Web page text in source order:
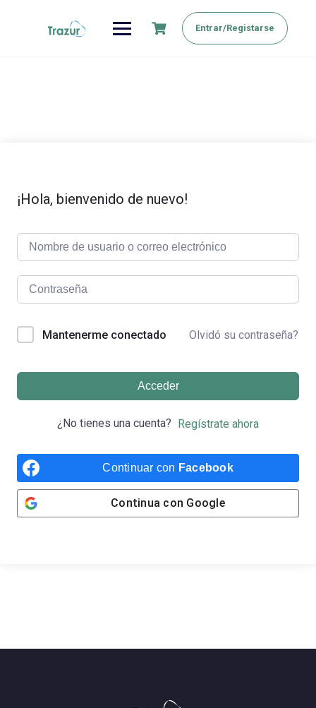
Entrar/Registarse
¡Hola, bienvenido de nuevo!
Mantenerme conectado Olvidó su contraseña?
Acceder
¿No tienes una cuenta? Regístrate ahora
Continuar con Facebook
Continua con Google